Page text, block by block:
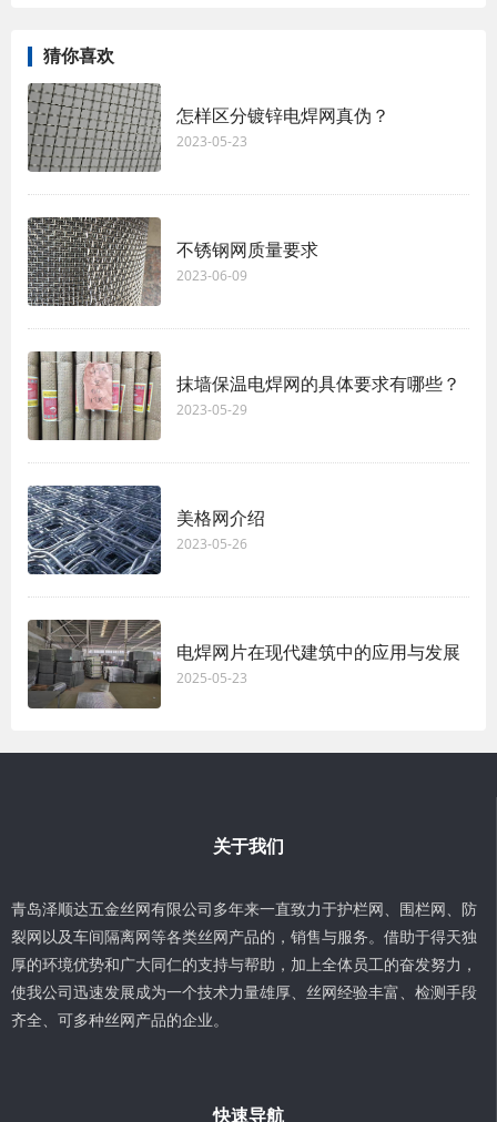
猜你喜欢
怎样区分镀锌电焊网真伪？ 
2023-05-23
不锈钢网质量要求
2023-06-09
抹墙保温电焊网的具体要求有哪些？
2023-05-29
美格网介绍
2023-05-26
电焊网片在现代建筑中的应用与发展
2025-05-23
关于我们
青岛泽顺达五金丝网有限公司多年来一直致力于护栏网、围栏网、防
裂网以及车间隔离网等各类丝网产品的，销售与服务。借助于得天独
厚的环境优势和广大同仁的支持与帮助，加上全体员工的奋发努力，
使我公司迅速发展成为一个技术力量雄厚、丝网经验丰富、检测手段
齐全、可多种丝网产品的企业。
快速导航